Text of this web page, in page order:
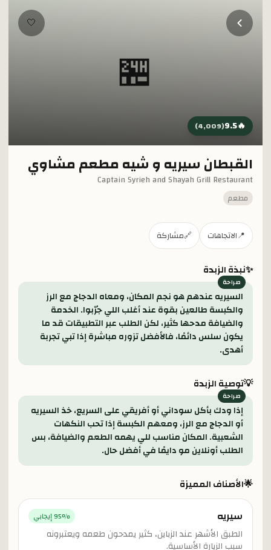
تخطي إلى المحتوى الرئيسي
🏪
🤍
🔥
9.5
(
4,009
)
القبطان سيريه و شيه مطعم مشاوي
Captain Syrieh and Shayah Grill Restaurant
مطعم
📍الاتجاهات 🔗مشاركة
✨نبذة الزبدة
السيريه عندهم هو نجم المكان، ومعاه الدجاج مع الرز
والكبسة طالعين بقوة عند أغلب اللي جرّبوا. الخدمة
والضيافة مدحها كثير، لكن الطلب عبر التطبيقات قد ما
يكون سلس دائمًا، فالأفضل تزوره مباشرة إذا تبي تجربة
أهدى.
💡توصية الزبدة
إذا ودك بأكل سوداني أو أفريقي على السريع، خذ السيريه
أو الدجاج مع الرز، ومعهم الكبسة إذا تحب النكهات
الشعبية. المكان مناسب للي يهمه الطعم والضيافة، بس
الطلب أونلاين مو دايمًا في أفضل حال.
🌟الأصناف المميزة
سيريه 95% إيجابي
الطبق الأشهر عند الزباين، كثير يمدحون طعمه ويعتبرونه
سبب الزيارة الأساسية.